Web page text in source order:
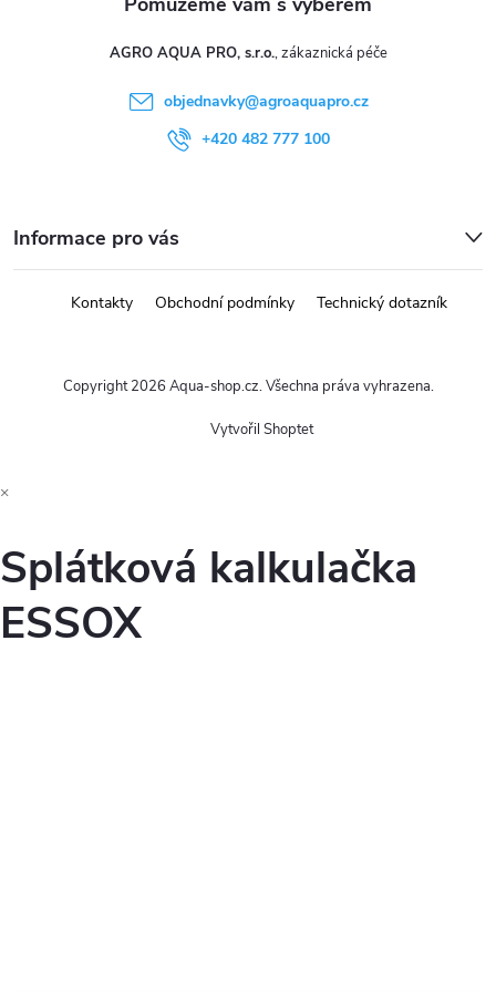
AGRO AQUA PRO, s.r.o.
objednavky@agroaquapro.cz
+420 482 777 100
Informace pro vás
Kontakty Obchodní podmínky Technický dotazník
Vytvořil Shoptet
Copyright 2026 Aqua-shop.cz. Všechna práva vyhrazena.
×
Splátková kalkulačka
ESSOX